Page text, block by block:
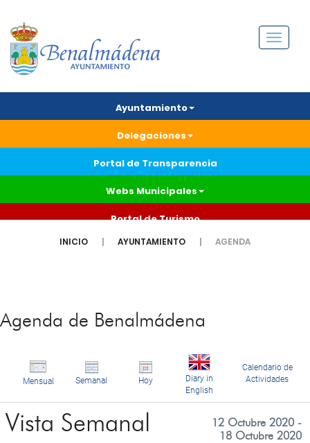
Menú
Ayuntamiento
Delegaciones
Portal de Transparencia
Webs Municipales
Portal de Turismo
INICIO AYUNTAMIENTO AGENDA
Agenda de Benalmádena
Mensual Semanal Hoy
Diary in
English
Calendario de
Actividades
Vista Semanal
12 Octubre 2020 -
18 Octubre 2020